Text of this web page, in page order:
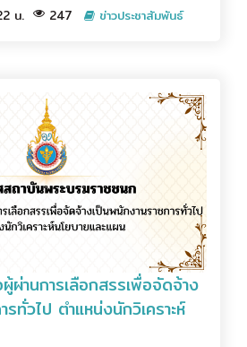
น. 247 ข่าวประชาสัมพันธ์
ผ่านการเลือกสรรเพื่อจัดจ้าง
รทั่วไป ตำแหน่งนักวิเคราะห์